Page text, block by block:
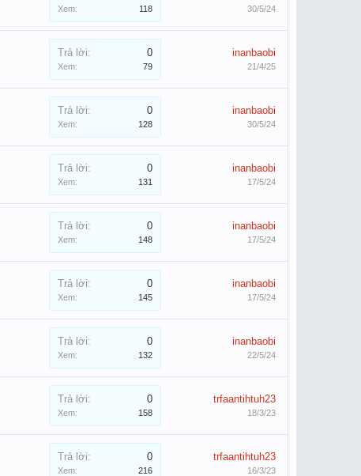
Xem: 118 30/5/24
Trả lời: 0
Xem: 79
inanbaobi
21/4/25
Trả lời: 0
Xem: 128
inanbaobi
30/5/24
Trả lời: 0
Xem: 131
inanbaobi
17/5/24
Trả lời: 0
Xem: 148
inanbaobi
17/5/24
Trả lời: 0
Xem: 145
inanbaobi
17/5/24
Trả lời: 0
Xem: 132
inanbaobi
22/5/24
Trả lời: 0
Xem: 158
trfaantihtuh23
18/3/23
Trả lời: 0
Xem: 216
trfaantihtuh23
16/3/23